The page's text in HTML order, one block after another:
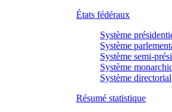
États fédéraux
Système
Système
Système semi-
Système
Système directorial
Résumé statistique